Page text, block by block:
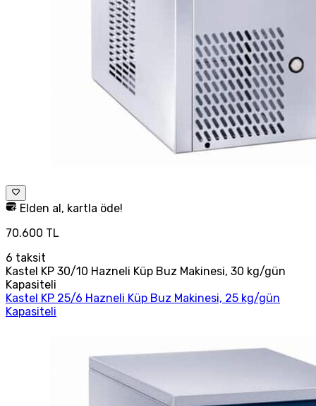
Elden al, kartla öde!
70.600 TL
6 taksit
Kastel KP 30/10 Hazneli Küp Buz Makinesi, 30 kg/gün
Kapasiteli
Kastel KP 25/6 Hazneli Küp Buz Makinesi, 25 kg/gün
Kapasiteli